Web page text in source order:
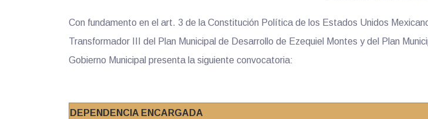
Con fundamento en el art. 3 de la Constitución Política de los Estados Unidos
Transformador III del Plan Municipal de Desarrollo de Ezequiel Montes y del Plan
Gobierno Municipal presenta la siguiente convocatoria:
DEPENDENCIA ENCARGADA